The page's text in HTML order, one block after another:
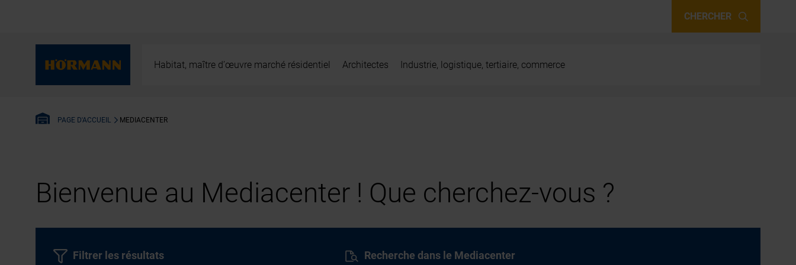
CHERCHER
Habitat, maître d’œuvre marché résidentiel Architectes Industrie, logistique, tertiaire, commerce
PAGE D'ACCUEIL MEDIACENTER
Bienvenue au Mediacenter ! Que cherchez-vous ?
Recherche dans le Mediacenter
Filtrer les résultats